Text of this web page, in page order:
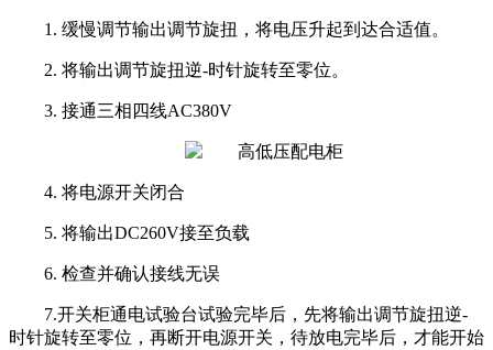
1. 缓慢调节输出调节旋扭，将电压升起到达合适值。
2. 将输出调节旋扭逆-时针旋转至零位。
3. 接通三相四线AC380V
4. 将电源开关闭合
5. 将输出DC260V接至负载
6. 检查并确认接线无误
7.开关柜通电试验台试验完毕后，先将输出调节旋扭逆-
时针旋转至零位，再断开电源开关，待放电完毕后，才能开始